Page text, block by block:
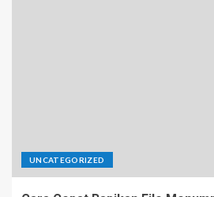
UNCATEGORIZED